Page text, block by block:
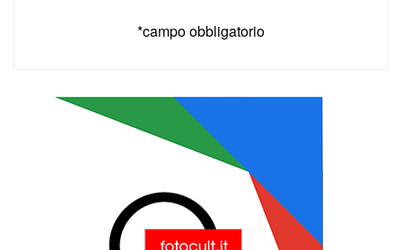
*campo obbligatorio